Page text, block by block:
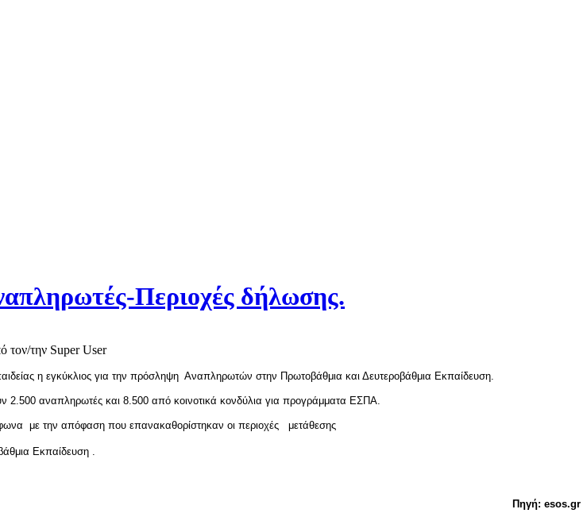
Περιοχές δήλωσης.
τον/την Super User
η εγκύκλιος για την πρόσληψη Αναπληρωτών στην Πρωτοβάθμια και Δευτεροβάθμια Εκπαίδευση.
2.500 αναπληρωτές και 8.500 από κοινοτικά κονδύλια για προγράμματα ΕΣΠΑ.
με την απόφαση που επανακαθορίστηκαν οι περιοχές μετάθεσης
Εκπαίδευση .
Πηγή: esos.gr